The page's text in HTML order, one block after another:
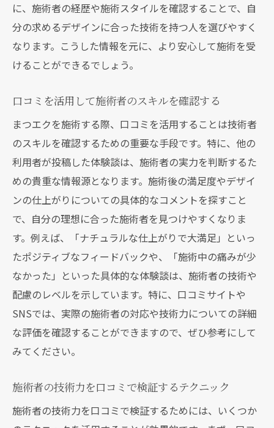
に、施術者の経歴や施術スタイルを確認することで、自
分の求めるデザインに合った技術を持つ人を選びやすく
なります。こうした情報を元に、より安心して施術を受
けることができるでしょう。
口コミを活用して施術者のスキルを確認する
まつエクを施術する際、口コミを活用することは技術者
のスキルを確認するための重要な手段です。特に、他の
利用者が投稿した体験談は、施術者の実力を判断するた
めの貴重な情報源となります。施術後の満足度やデザイ
ンの仕上がりについての具体的なコメントを探すこと
で、自分の理想に合った施術者を見つけやすくなりま
す。例えば、「ナチュラルな仕上がりで大満足」といっ
たポジティブなフィードバックや、「施術中の痛みが少
なかった」といった具体的な体験談は、施術者の技術や
配慮のレベルを示しています。特に、口コミサイトや
SNSでは、実際の施術者の対応や技術力についての詳細
な評価を確認することができますので、ぜひ参考にして
みてください。
施術者の技術力を口コミで検証するテクニック
施術者の技術力を口コミで検証するためには、いくつか